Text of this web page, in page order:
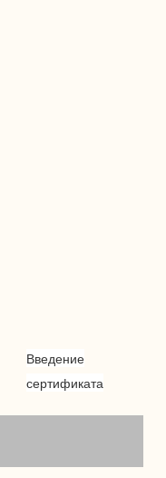
Введение
сертификата